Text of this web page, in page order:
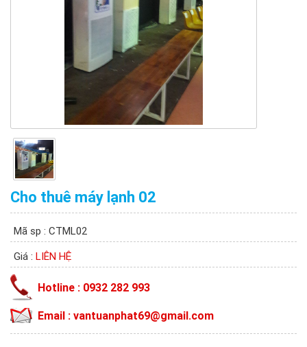
Cho thuê máy lạnh 02
Mã sp : CTML02
Giá : LIÊN HỆ
Hotline : 0932 282 993
Email : vantuanphat69@gmail.com